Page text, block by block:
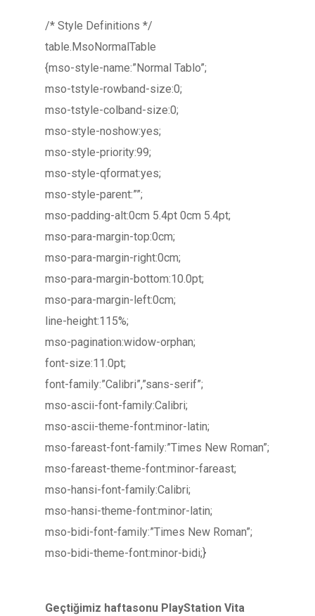
/* Style Definitions */
table.MsoNormalTable
{mso-style-name:”Normal Tablo”;
mso-tstyle-rowband-size:0;
mso-tstyle-colband-size:0;
mso-style-noshow:yes;
mso-style-priority:99;
mso-style-qformat:yes;
mso-style-parent:””;
mso-padding-alt:0cm 5.4pt 0cm 5.4pt;
mso-para-margin-top:0cm;
mso-para-margin-right:0cm;
mso-para-margin-bottom:10.0pt;
mso-para-margin-left:0cm;
line-height:115%;
mso-pagination:widow-orphan;
font-size:11.0pt;
font-family:”Calibri”,”sans-serif”;
mso-ascii-font-family:Calibri;
mso-ascii-theme-font:minor-latin;
mso-fareast-font-family:”Times New Roman”;
mso-fareast-theme-font:minor-fareast;
mso-hansi-font-family:Calibri;
mso-hansi-theme-font:minor-latin;
mso-bidi-font-family:”Times New Roman”;
mso-bidi-theme-font:minor-bidi;}
Geçtiğimiz haftasonu PlayStation Vita